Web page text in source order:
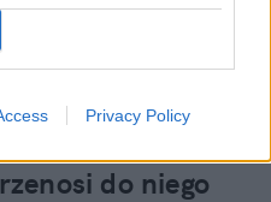
Privacy Policy
do niego